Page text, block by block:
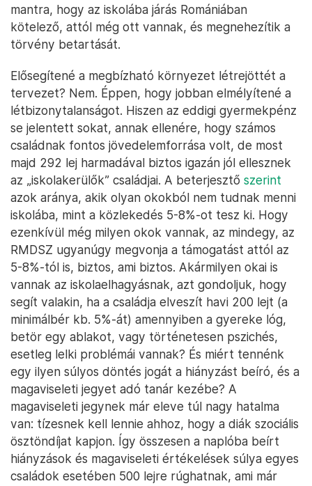
mantra, hogy az iskolába járás Romániában
kötelező, attól még ott vannak, és megnehezítik a
törvény betartását.
Elősegítené a megbízható környezet létrejöttét a
tervezet? Nem. Éppen, hogy jobban elmélyítené a
létbizonytalanságot. Hiszen az eddigi gyermekpénz
se jelentett sokat, annak ellenére, hogy számos
családnak fontos jövedelemforrása volt, de most
majd 292 lej harmadával biztos igazán jól ellesznek
az „iskolakerülők” családjai. A beterjesztő szerint
azok aránya, akik olyan okokból nem tudnak menni
iskolába, mint a közlekedés 5-8%-ot tesz ki. Hogy
ezenkívül még milyen okok vannak, az mindegy, az
RMDSZ ugyanúgy megvonja a támogatást attól az
5-8%-tól is, biztos, ami biztos. Akármilyen okai is
vannak az iskolaelhagyásnak, azt gondoljuk, hogy
segít valakin, ha a családja elveszít havi 200 lejt (a
minimálbér kb. 5%-át) amennyiben a gyereke lóg,
betör egy ablakot, vagy történetesen pszichés,
esetleg lelki problémái vannak? És miért tennénk
egy ilyen súlyos döntés jogát a hiányzást beíró, és a
magaviseleti jegyet adó tanár kezébe? A
magaviseleti jegynek már eleve túl nagy hatalma
van: tízesnek kell lennie ahhoz, hogy a diák szociális
ösztöndíjat kapjon. Így összesen a naplóba beírt
hiányzások és magaviseleti értékelések súlya egyes
családok esetében 500 lejre rúghatnak, ami már